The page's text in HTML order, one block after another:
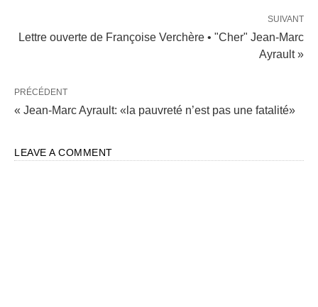
SUIVANT
Lettre ouverte de Françoise Verchère • "Cher" Jean-Marc
Ayrault »
PRÉCÉDENT
« Jean-Marc Ayrault: «la pauvreté n’est pas une fatalité»
LEAVE A COMMENT